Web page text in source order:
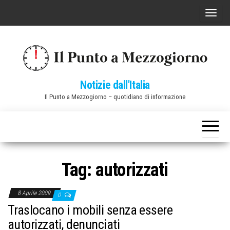
C
a
v
Notizie dall'Italia
Il Punto a Mezzogiorno – quotidiano di informazione
Tag: autorizzati
8 Aprile 2009 0
Traslocano i mobili senza essere
autorizzati, denunciati